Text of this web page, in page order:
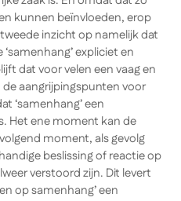
kunnen beïnvloeden, erop
inzicht op namelijk dat
expliciet en
dat voor velen een vaag en
aangrijpingspunten voor
‘samenhang’ een
Het ene moment kan de
moment, als gevolg
beslissing of reactie op
verstoord zijn. Dit levert
op samenhang’ een